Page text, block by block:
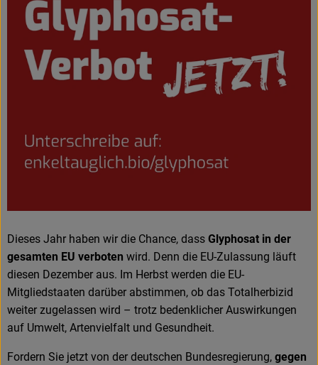
Frisches
Angebote
Haltbares
Naturkosmetik
Veranstaltungen
Kundenbrief
Amperhof-Blog
Entdecken
Dieses Jahr haben wir die Chance, dass Glyphosat in der
gesamten EU verboten wird. Denn die EU-Zulassung läuft
diesen Dezember aus. Im Herbst werden die EU-
Mitgliedstaaten darüber abstimmen, ob das Totalherbizid
weiter zugelassen wird – trotz bedenklicher Auswirkungen
auf Umwelt, Artenvielfalt und Gesundheit.
Fordern Sie jetzt von der deutschen Bundesregierung, gegen